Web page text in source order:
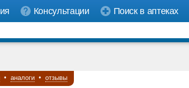
Консультации Поиск в аптеках
• аналоги • отзывы